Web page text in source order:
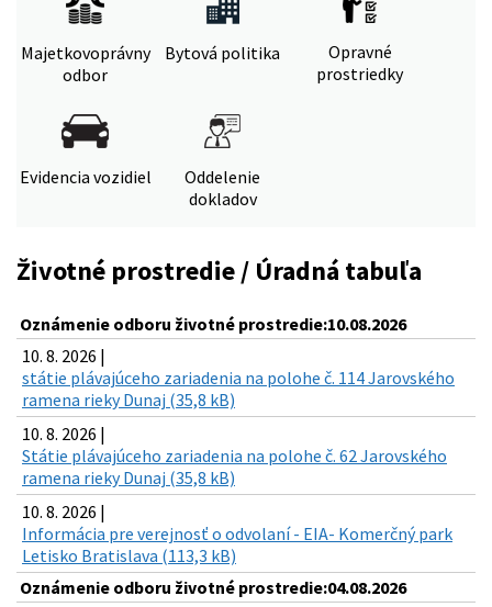
Majetkovoprávny
odbor
Bytová politika
Opravné
prostriedky
Evidencia vozidiel
Oddelenie
dokladov
Životné prostredie / Úradná tabuľa
Oznámenie odboru životné prostredie:10.08.2026
10. 8. 2026 |
státie plávajúceho zariadenia na polohe č. 114 Jarovského
ramena rieky Dunaj (35,8 kB)
10. 8. 2026 |
Státie plávajúceho zariadenia na polohe č. 62 Jarovského
ramena rieky Dunaj (35,8 kB)
10. 8. 2026 |
Informácia pre verejnosť o odvolaní - EIA- Komerčný park
Letisko Bratislava (113,3 kB)
Oznámenie odboru životné prostredie:04.08.2026